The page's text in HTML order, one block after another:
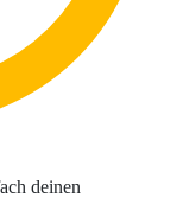
deinen